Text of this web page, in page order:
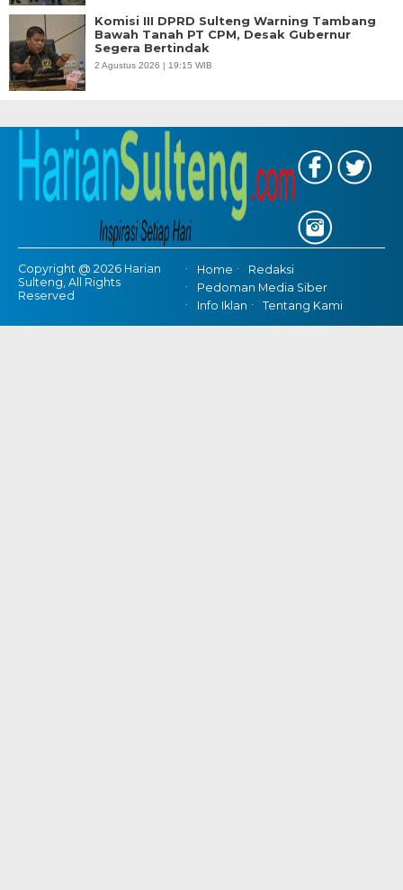
Komisi III DPRD Sulteng Warning Tambang
Bawah Tanah PT CPM, Desak Gubernur
Segera Bertindak
2 Agustus 2026 | 19:15 WIB
Copyright @ 2026 Harian
Sulteng, All Rights
Reserved
Home
Redaksi
Pedoman Media Siber
Info Iklan
Tentang Kami